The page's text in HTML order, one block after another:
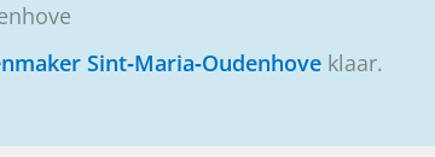
Sint‑Maria‑Oudenhove klaar.